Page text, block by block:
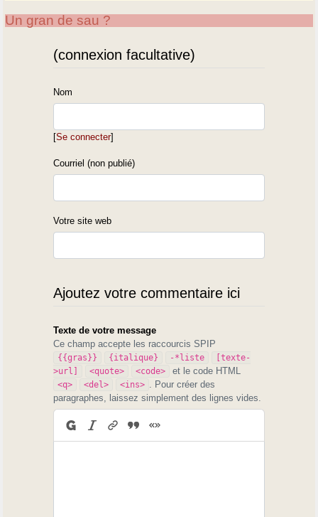
Un gran de sau ?
(connexion facultative)
Nom
[Se connecter]
Courriel (non publié)
Votre site web
Ajoutez votre commentaire ici
Texte de votre message
Ce champ accepte les raccourcis SPIP
{{gras}} {italique} -*liste
[texte-
>url]
<quote> <code> et le code HTML
<q> <del> <ins>
. Pour créer des
paragraphes, laissez simplement des lignes vides.